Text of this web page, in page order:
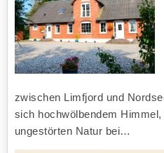
zwischen Limfjord und
sich hochwölbendem
ungestörten Natur bei